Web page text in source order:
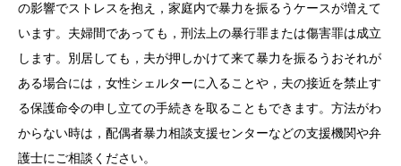
の影響でストレスを抱え，家庭内で暴力を振るうケースが増えて
います。夫婦間であっても，刑法上の暴行罪または傷害罪は成立
します。別居しても，夫が押しかけて来て暴力を振るうおそれが
ある場合には，女性シェルターに入ることや，夫の接近を禁止す
る保護命令の申し立ての手続きを取ることもできます。方法がわ
からない時は，配偶者暴力相談支援センターなどの支援機関や弁
護士にご相談ください。